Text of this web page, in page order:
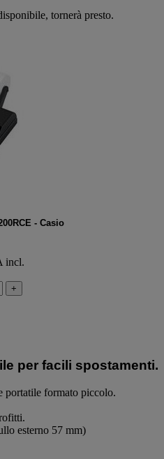
tornerà presto.
- Casio
incl.
+
per facili spostamenti.
portatile formato piccolo.
esterno 57 mm)